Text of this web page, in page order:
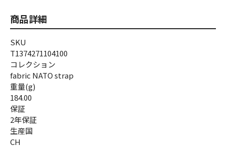
商品詳細
SKU
T1374271104100
コレクション
fabric NATO strap
重量(g)
184.00
保証
2年保証
生産国
CH